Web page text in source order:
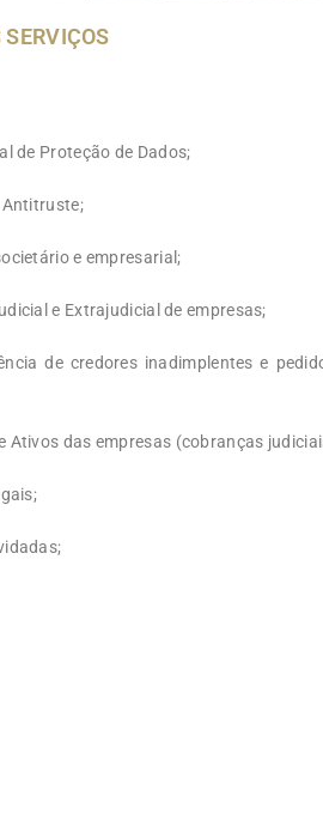
de Proteção de Dados;
Antitruste;
e empresarial;
e Extrajudicial de empresas;
de credores inadimplentes e
Ativos das empresas (cobranças